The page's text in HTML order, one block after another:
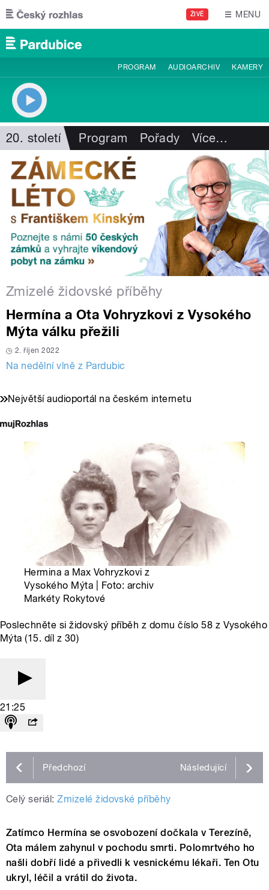
Přejít k hlavnímu obsahu
ŽIVĚ MENU
PROGRAM AUDIOARCHIV KAMERY
20. století Program Pořady Více…
Zmizelé židovské příběhy
Hermína a Ota Vohryzkovi z Vysokého
Mýta válku přežili
2. říjen 2022
Na nedělní vlně z Pardubic
Největší audioportál na českém internetu
Hermina a Max Vohryzkovi z
Vysokého Mýta | Foto: archiv
Markéty Rokytové
Poslechněte si židovský příběh z domu číslo 58 z Vysokého
Mýta (15. díl z 30)
21:25
Předchozí Následující
Celý seriál: Zmizelé židovské příběhy
Zatímco Hermína se osvobození dočkala v Terezíně,
Ota málem zahynul v pochodu smrti. Polomrtvého ho
našli dobří lidé a přivedli k vesnickému lékaři. Ten Otu
ukryl, léčil a vrátil do života.